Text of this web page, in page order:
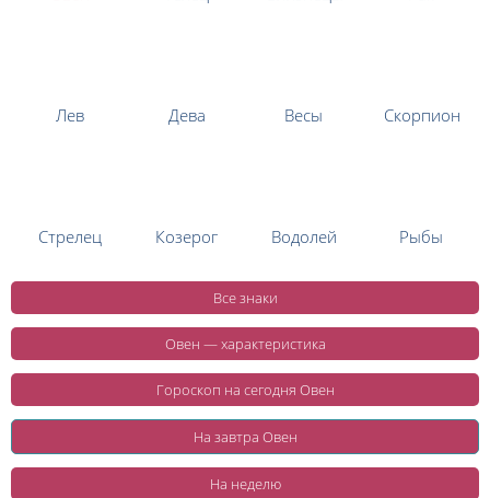
Лев Дева Весы Скорпион
Стрелец Козерог Водолей Рыбы
Все знаки
Овен — характеристика
Гороскоп на сегодня Овен
На завтра Овен
На неделю